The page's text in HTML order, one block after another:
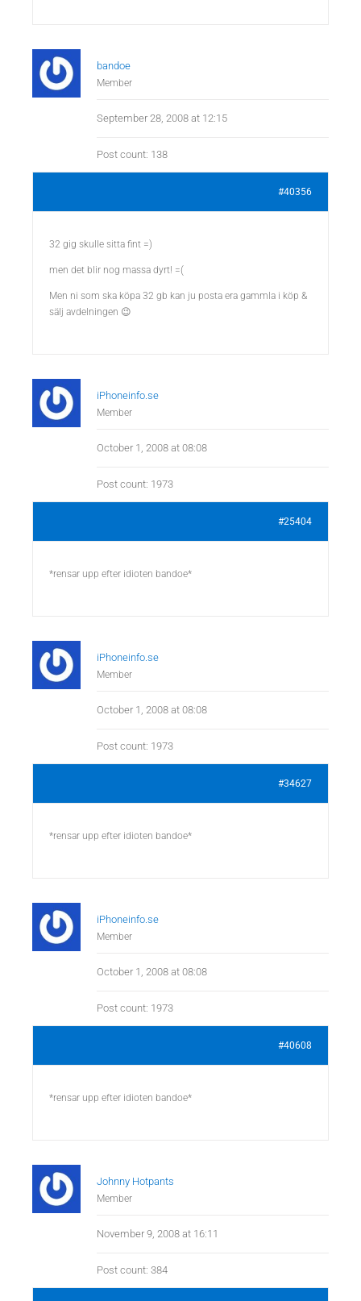
bandoe
Member
September 28, 2008 at 12:15
Post count: 138
#40356
32 gig skulle sitta fint =)
men det blir nog massa dyrt! =(
Men ni som ska köpa 32 gb kan ju posta era gammla i köp &
sälj avdelningen 😉
iPhoneinfo.se
Member
October 1, 2008 at 08:08
Post count: 1973
#25404
*rensar upp efter idioten bandoe*
iPhoneinfo.se
Member
October 1, 2008 at 08:08
Post count: 1973
#34627
*rensar upp efter idioten bandoe*
iPhoneinfo.se
Member
October 1, 2008 at 08:08
Post count: 1973
#40608
*rensar upp efter idioten bandoe*
Johnny Hotpants
Member
November 9, 2008 at 16:11
Post count: 384